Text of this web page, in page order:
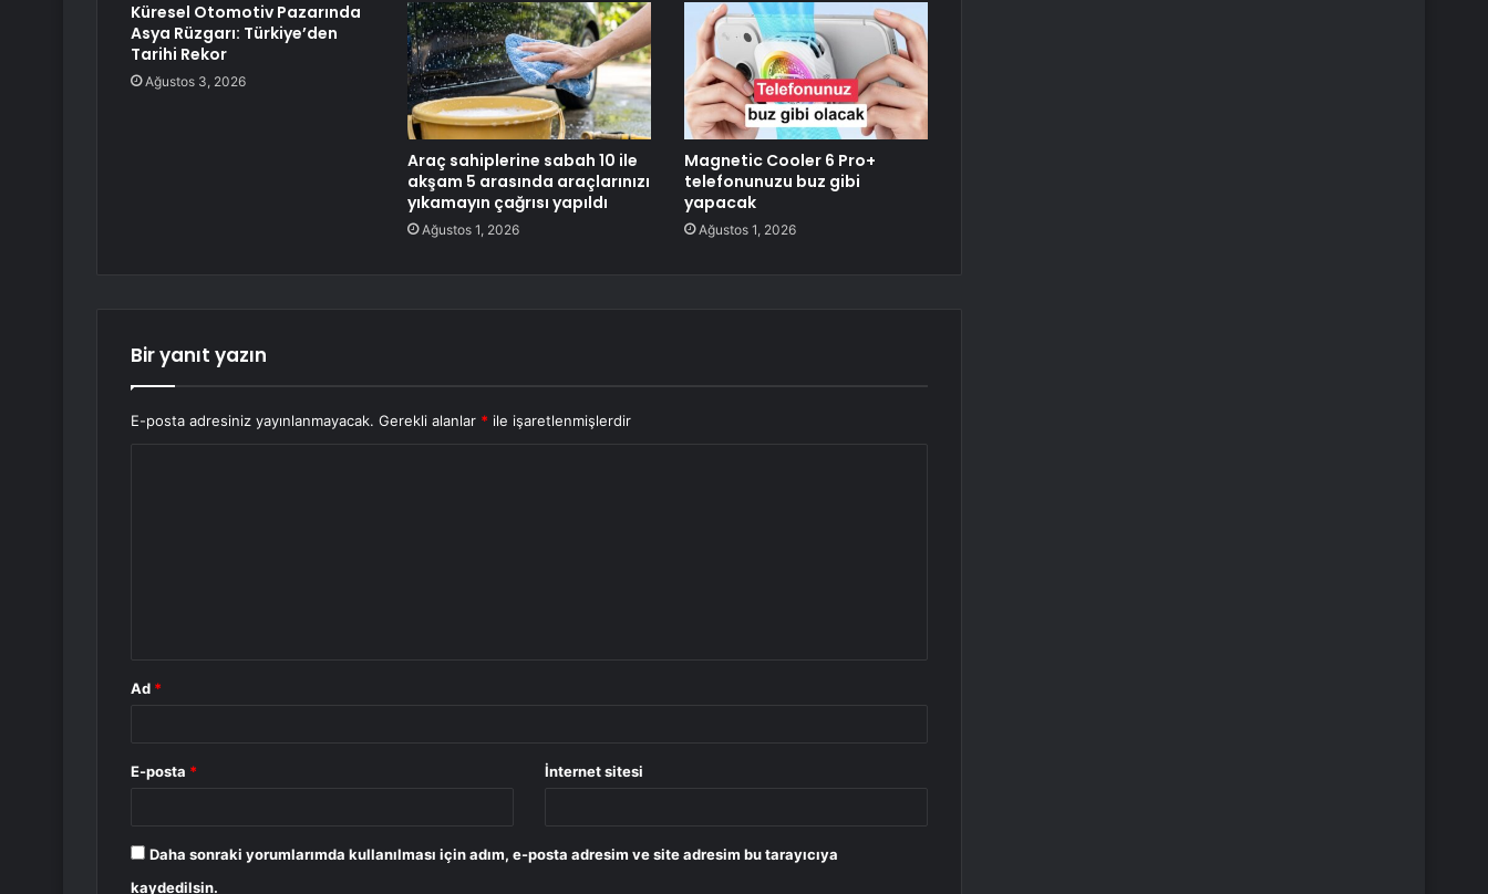
Küresel Otomotiv Pazarında
Asya Rüzgarı: Türkiye’den
Tarihi Rekor
Ağustos 3, 2026
Araç sahiplerine sabah 10 ile
akşam 5 arasında araçlarınızı
yıkamayın çağrısı yapıldı
Ağustos 1, 2026
Magnetic Cooler 6 Pro+
telefonunuzu buz gibi
yapacak
Ağustos 1, 2026
Bir yanıt yazın
E-posta adresiniz yayınlanmayacak. Gerekli alanlar * ile işaretlenmişlerdir
Ad *
E-posta * İnternet sitesi
Daha sonraki yorumlarımda kullanılması için adım, e-posta adresim ve site adresim bu tarayıcıya
kaydedilsin.